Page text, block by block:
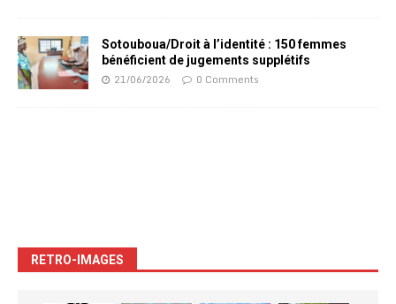
Sotouboua/Droit à l’identité : 150 femmes
bénéficient de jugements supplétifs
21/06/2026 0 Comments
RETRO-IMAGES